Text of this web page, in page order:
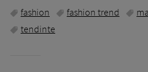
fashion fashion trend
tendinte